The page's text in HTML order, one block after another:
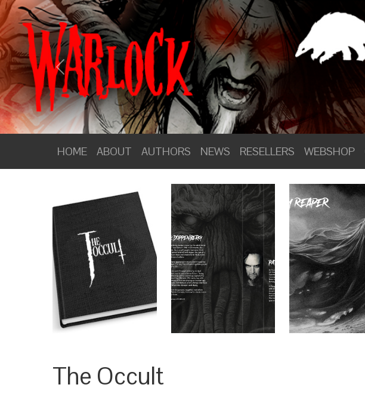
Previous
HOME ABOUT AUTHORS NEWS RESELLERS WEBSHOP
PANGOLIN COMICS
HOME
ABOUT
AUTHORS
RESELLERS
WEBSHOP
PARTNERS
The Occult